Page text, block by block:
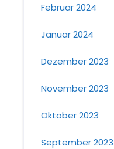
Februar 2024
Januar 2024
Dezember 2023
November 2023
Oktober 2023
September 2023